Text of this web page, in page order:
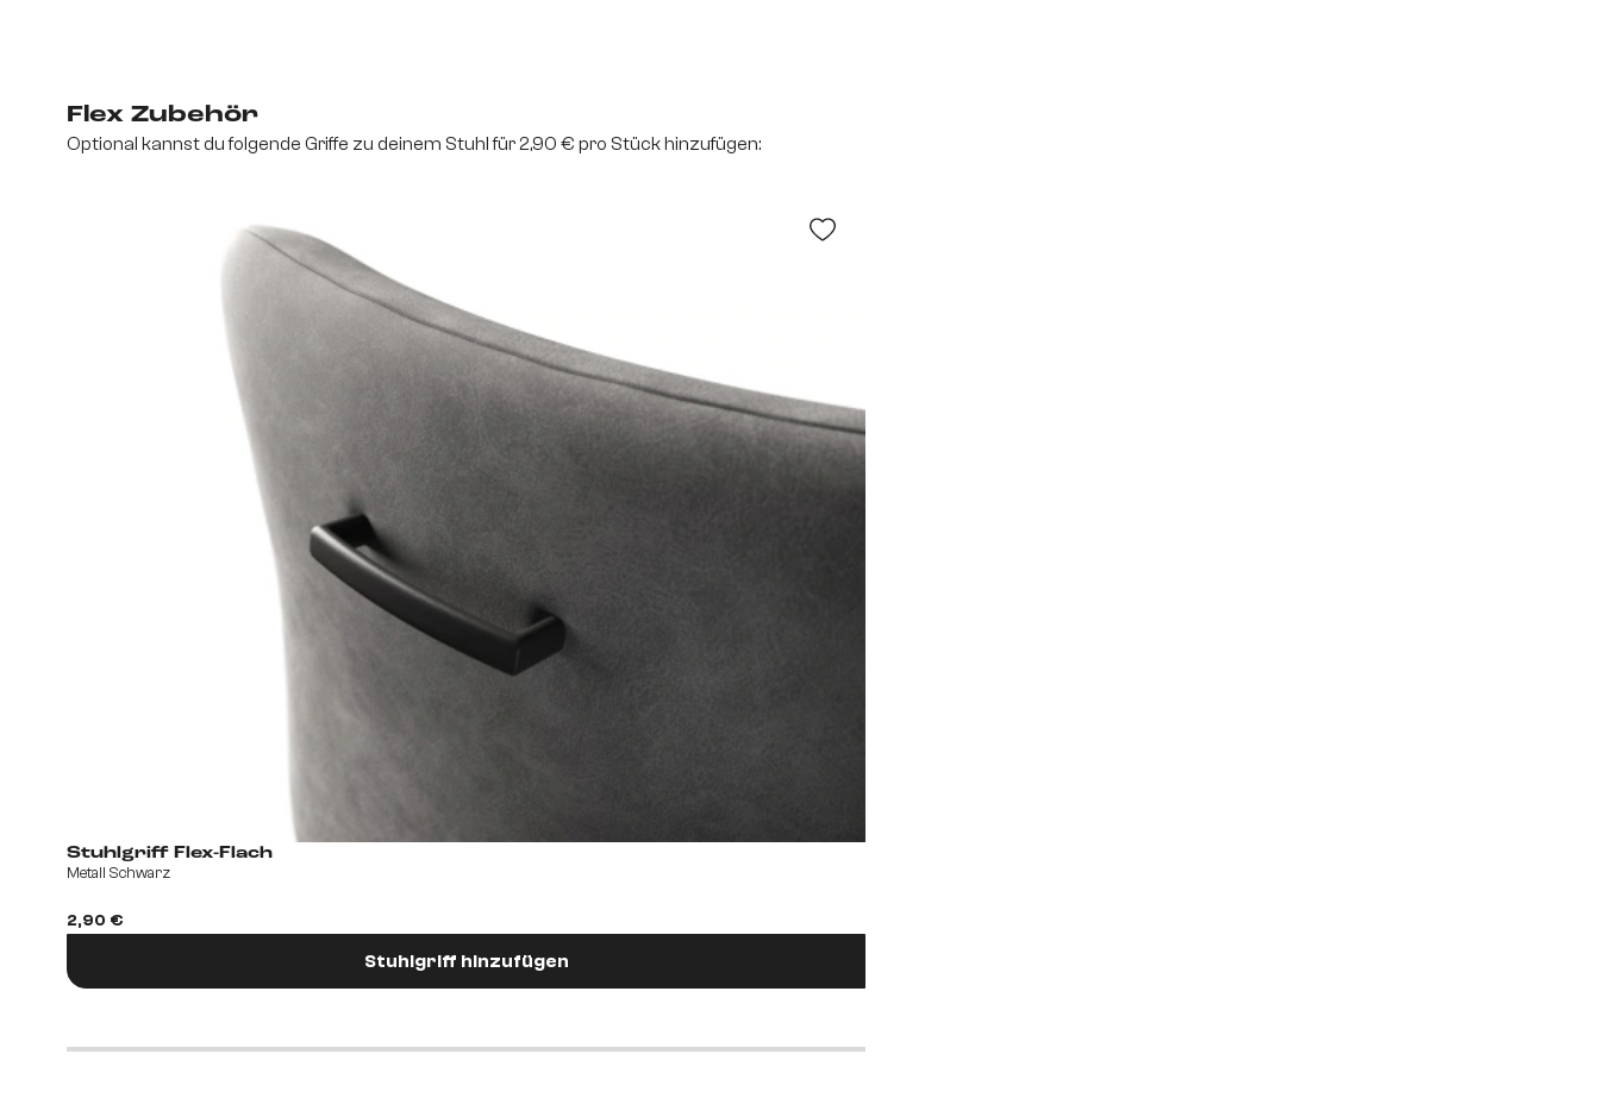
Flex Zubehör
Optional kannst du folgende Griffe zu deinem Stuhl für 2,90 € pro Stück hinzufügen:
Stuhlgriff Flex-Flach
Metall Schwarz
2,90 €
Stuhlgriff hinzufügen